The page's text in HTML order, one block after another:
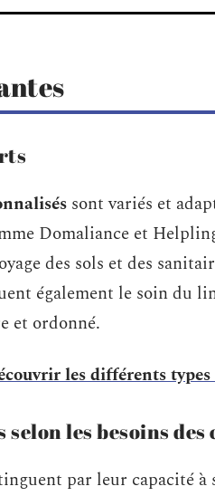
sont variés et
Domaliance et
des sols et des
également le soin du
et ordonné.
les différents
les besoins des
par leur capacité à